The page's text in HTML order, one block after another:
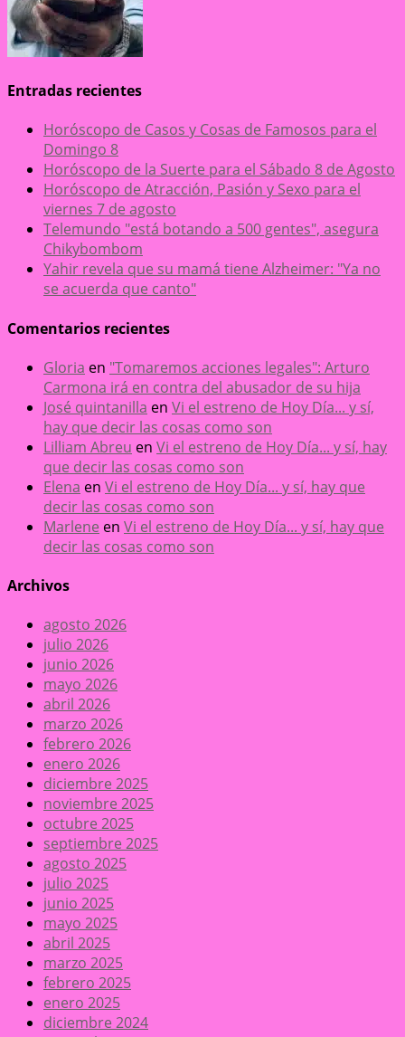
Entradas recientes
Horóscopo de Casos y Cosas de Famosos para el
Domingo 8
Horóscopo de la Suerte para el Sábado 8 de Agosto
Horóscopo de Atracción, Pasión y Sexo para el
viernes 7 de agosto
Telemundo "está botando a 500 gentes", asegura
Chikybombom
Yahir revela que su mamá tiene Alzheimer: "Ya no
se acuerda que canto"
Comentarios recientes
Gloria en "Tomaremos acciones legales": Arturo
Carmona irá en contra del abusador de su hija
José quintanilla en Vi el estreno de Hoy Día... y sí,
hay que decir las cosas como son
Lilliam Abreu en Vi el estreno de Hoy Día... y sí, hay
que decir las cosas como son
Elena en Vi el estreno de Hoy Día... y sí, hay que
decir las cosas como son
Marlene en Vi el estreno de Hoy Día... y sí, hay que
decir las cosas como son
Archivos
agosto 2026
julio 2026
junio 2026
mayo 2026
abril 2026
marzo 2026
febrero 2026
enero 2026
diciembre 2025
noviembre 2025
octubre 2025
septiembre 2025
agosto 2025
julio 2025
junio 2025
mayo 2025
abril 2025
marzo 2025
febrero 2025
enero 2025
diciembre 2024